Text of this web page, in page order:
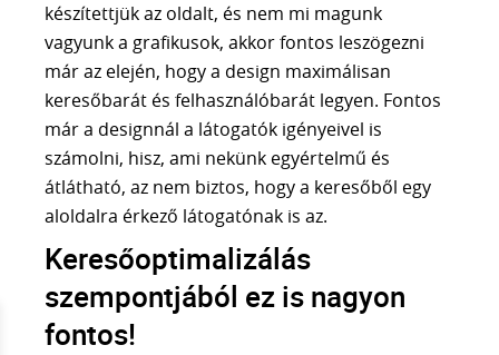
Tudástár
MI A SEO
SZEMANTIKUS SEO
NLP és a SEO
TOPICAL AUTHORITY
AEO vs SEO
GOOGLE ALGORITMUSOK
AI SEO
FACEBOOK HIRDETÉS
ADS HIRDETÉS
készítettjük az oldalt, és nem mi magunk
vagyunk a grafikusok, akkor fontos leszögezni
már az elején, hogy a design maximálisan
keresőbarát és felhasználóbarát legyen. Fontos
már a designnál a látogatók igényeivel is
számolni, hisz, ami nekünk egyértelmű és
átlátható, az nem biztos, hogy a keresőből egy
aloldalra érkező látogatónak is az.
Keresőoptimalizálás
szempontjából ez is nagyon
fontos!